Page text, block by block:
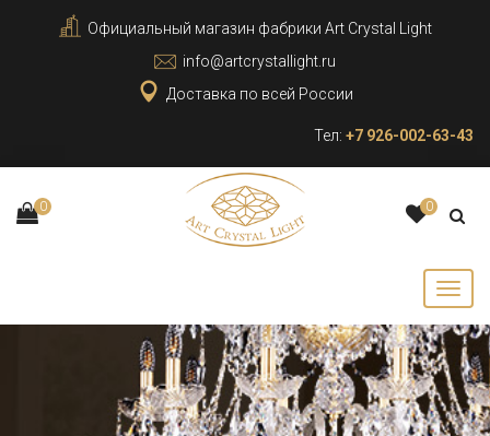
Официальный магазин фабрики Art Crystal Light
info@artcrystallight.ru
Доставка по всей России
Тел: +7 926-002-63-43
0 0